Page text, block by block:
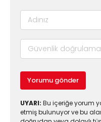
Yorumu gönder
UYARI: Bu içeriğe yorum
etmiş bulunuyor ve bu